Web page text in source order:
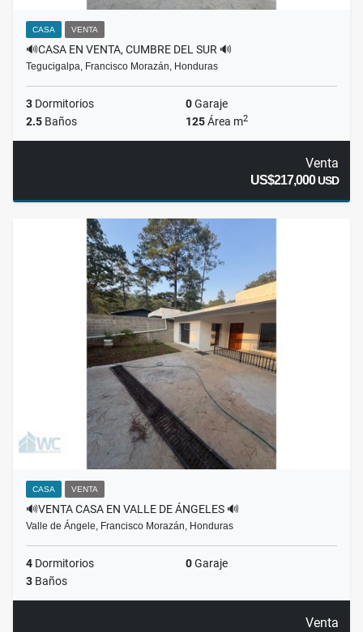
CASA VENTA
🔊CASA EN VENTA, CUMBRE DEL SUR 🔊
Tegucigalpa, Francisco Morazán, Honduras
3 Dormitorios 0Garaje
2.5 Baños 125Área m2
Venta
US$217,000USD
CASA VENTA
🔊VENTA CASA EN VALLE DE ÁNGELES 🔊
Valle de Ángele, Francisco Morazán, Honduras
4 Dormitorios 0Garaje
3 Baños
Venta